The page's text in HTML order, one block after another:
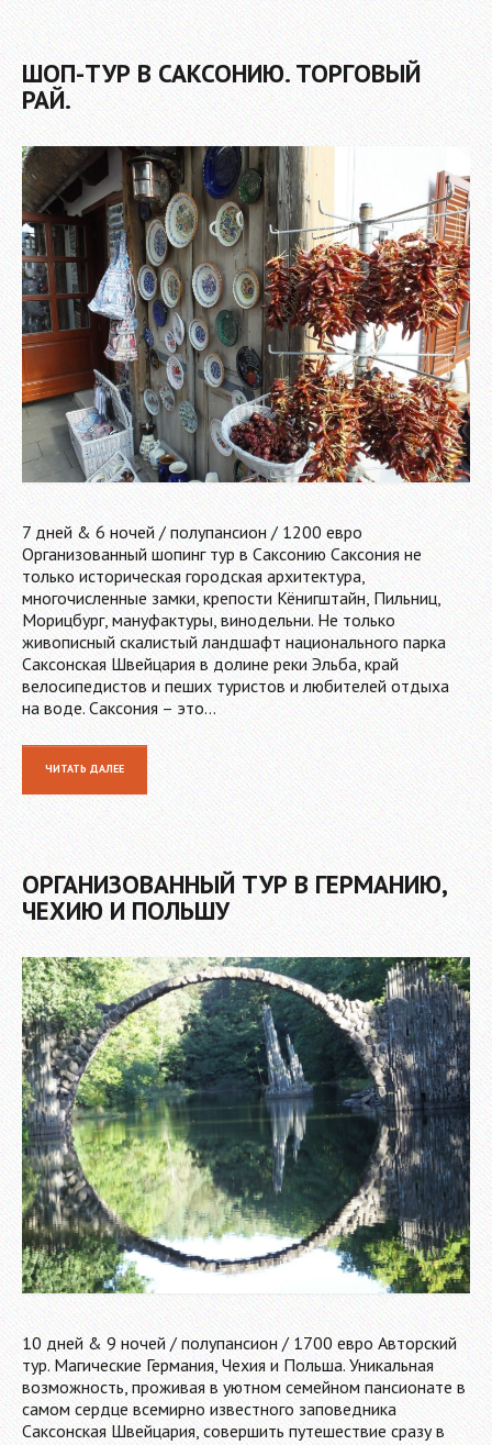
ШОП-ТУР В САКСОНИЮ. ТОРГОВЫЙ
РАЙ.
7 дней & 6 ночей / полупансион / 1200 евро
Организованный шопинг тур в Саксонию Саксония не
только историческая городская архитектура,
многочисленные замки, крепости Кёнигштайн, Пильниц,
Морицбург, мануфактуры, винодельни. Не только
живописный скалистый ландшафт национального парка
Саксонская Швейцария в долине реки Эльба, край
велосипедистов и пеших туристов и любителей отдыха
на воде. Саксония – это…
ЧИТАТЬ ДАЛЕЕ
ОРГАНИЗОВАННЫЙ ТУР В ГЕРМАНИЮ,
ЧЕХИЮ И ПОЛЬШУ
10 дней & 9 ночей / полупансион / 1700 евро Авторский
тур. Магические Германия, Чехия и Польша. Уникальная
возможность, проживая в уютном семейном пансионате в
самом сердце всемирно известного заповедника
Саксонская Швейцария, совершить путешествие сразу в